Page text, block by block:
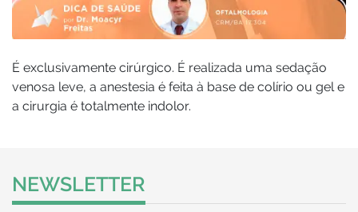
É exclusivamente cirúrgico. É realizada uma sedação
venosa leve, a anestesia é feita à base de colírio ou gel e
a cirurgia é totalmente indolor.
NEWSLETTER